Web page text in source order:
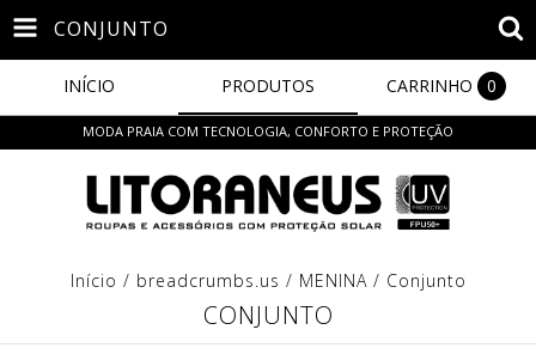
CONJUNTO
INÍCIO PRODUTOS CARRINHO 0
MODA PRAIA COM TECNOLOGIA, CONFORTO E PROTEÇÃO
Início / breadcrumbs.us / MENINA / Conjunto
CONJUNTO